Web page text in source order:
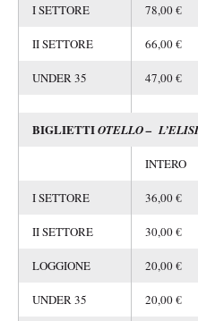
I SETTORE 78,00 €
II SETTORE 66,00 €
UNDER 35 47,00 €
BIGLIETTIOTELLO –
INTERO
I SETTORE 36,00 €
II SETTORE 30,00 €
LOGGIONE 20,00 €
UNDER 35 20,00 €